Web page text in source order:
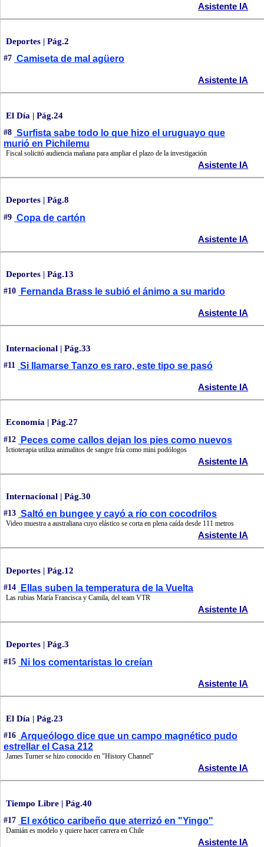
Asistente IA
Deportes | Pág.2
#7 Camiseta de mal agüero
Asistente IA
El Día | Pág.24
#8 Surfista sabe todo lo que hizo el uruguayo que
murió en Pichilemu
Fiscal solicitó audiencia mañana para ampliar el plazo de la investigación
Asistente IA
Deportes | Pág.8
#9 Copa de cartón
Asistente IA
Deportes | Pág.13
#10 Fernanda Brass le subió el ánimo a su marido
Asistente IA
Internacional | Pág.33
#11 Si llamarse Tanzo es raro, este tipo se pasó
Asistente IA
Economía | Pág.27
#12 Peces come callos dejan los pies como nuevos
Ictioterapia utiliza animalitos de sangre fría como mini podólogos
Asistente IA
Internacional | Pág.30
#13 Saltó en bungee y cayó a río con cocodrilos
Video muestra a australiana cuyo elástico se corta en plena caída desde 111 metros
Asistente IA
Deportes | Pág.12
#14 Ellas suben la temperatura de la Vuelta
Las rubias María Francisca y Camila, del team VTR
Asistente IA
Deportes | Pág.3
#15 Ni los comentaristas lo creían
Asistente IA
El Día | Pág.23
#16 Arqueólogo dice que un campo magnético pudo
estrellar el Casa 212
James Turner se hizo conocido en "History Channel"
Asistente IA
Tiempo Libre | Pág.40
#17 El exótico caribeño que aterrizó en "Yingo"
Damián es modelo y quiere hacer carrera en Chile
Asistente IA